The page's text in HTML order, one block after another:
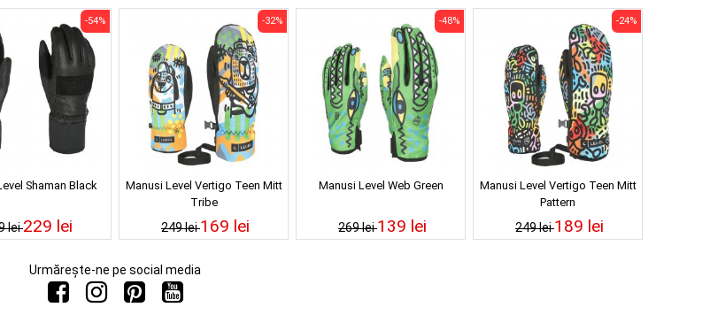
Shaman Black
lei
-54%
229 lei
Manusi Level Vertigo Teen Mitt
Tribe
249 lei
-32%
169 lei
Manusi Level Web Green
269 lei
-48%
139 lei
Manusi Level Vertigo Teen Mitt
Pattern
249 lei
-24%
189 lei
Urmărește-ne pe social media